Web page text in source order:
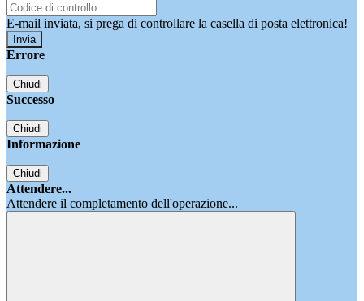
E-mail inviata, si prega di controllare la casella di posta elettronica!
Errore
Chiudi
Successo
Chiudi
Informazione
Chiudi
Attendere...
Attendere il completamento dell'operazione...